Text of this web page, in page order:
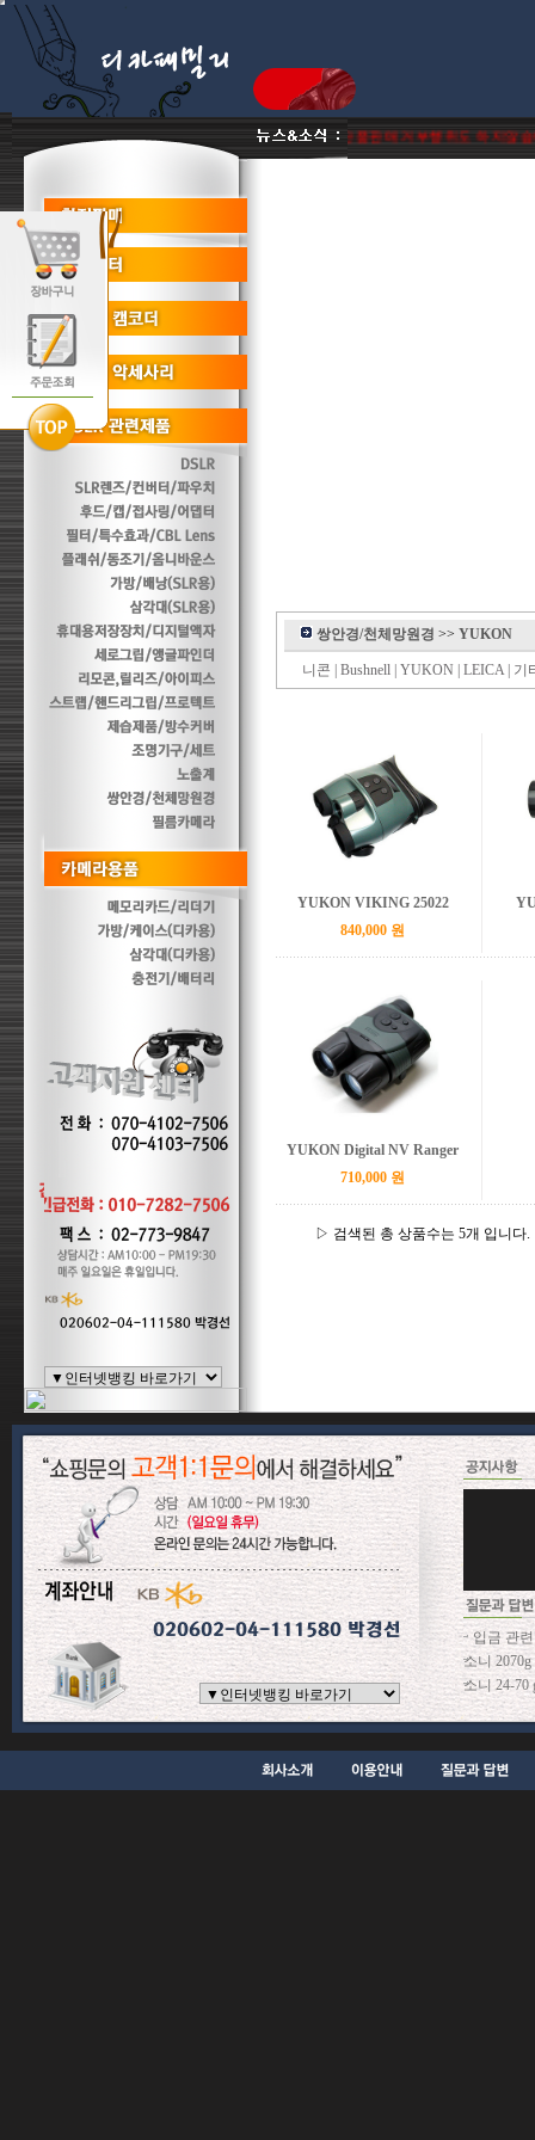
품 리퍼비시 병행수입제품은취급판매하지않음 단품판매 거부행위도 하지않습
쌍안경/천체망원경 >> YUKON
니콘 Bushnell YUKON LEICA 기
YUKON VIKING 25022
840,000 원
YUKON Digital NV Ranger
710,000 원
▷ 검색된 총 상품수는 5개 입니다.
입금 관련
소니
소니 24-70